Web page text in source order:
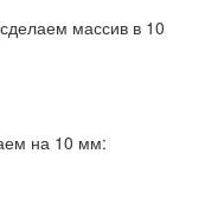
сделаем массив в 10
на 10 мм: